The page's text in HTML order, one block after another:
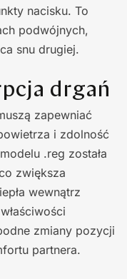
nacisku. To
podwójnych,
snu drugiej.
drgań
zapewniać
i zdolność
.reg została
zwiększa
wewnątrz
zmiany pozycji
partnera.